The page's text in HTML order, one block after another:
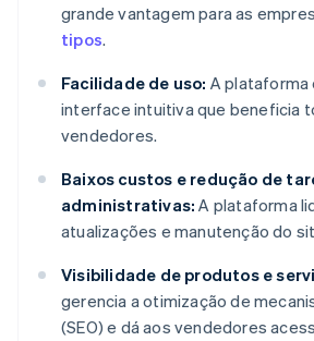
grande vantagem para as
tipos.
Facilidade de uso: A plataforma
interface intuitiva que beneficia
vendedores.
Baixos custos e redução de
administrativas: A plataforma
atualizações e manutenção do
Visibilidade de produtos e
gerencia a otimização de
(SEO) e dá aos vendedores